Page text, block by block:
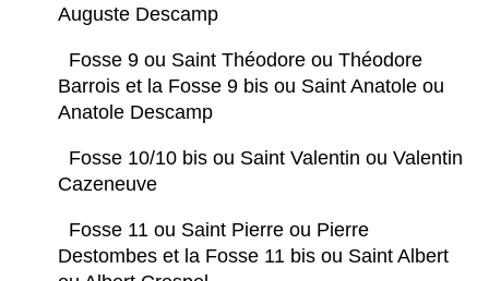
Auguste Descamp
Fosse 9 ou Saint Théodore ou Théodore
Barrois et la Fosse 9 bis ou Saint Anatole ou
Anatole Descamp
Fosse 10/10 bis ou Saint Valentin ou Valentin
Cazeneuve
Fosse 11 ou Saint Pierre ou Pierre
Destombes et la Fosse 11 bis ou Saint Albert